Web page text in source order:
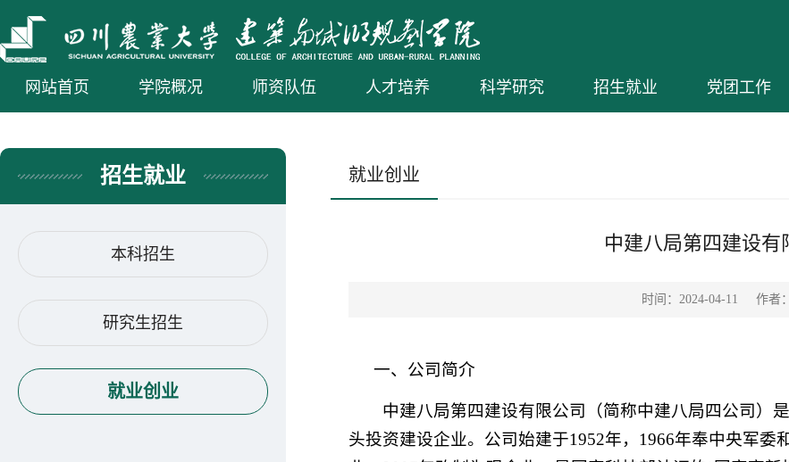
网站首页 学院概况 师资队伍 人才培养 科学研究 招生就业 党团工作
招生就业
本科招生
研究生招生
就业创业
就业创业
中建八局第四建设有
时间：2024-04-11 作者：
一、公司简介
中建八局第四建设有限公司（简称中建八局四公司）
头投资建设企业。公司始建于1952年，1966年奉中央军委